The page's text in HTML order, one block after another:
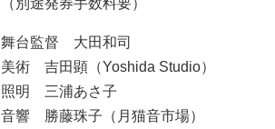
（別途発券手数料要）
舞台監督 大田和司
美術 吉田顕（Yoshida Studio）
照明 三浦あさ子
音響 勝藤珠子（月猫音市場）